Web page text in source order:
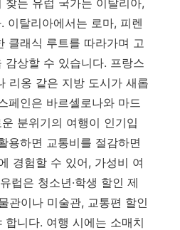
이탈리아에서는 로마, 피렌
클래식 루트를 따라가며 고
감상할 수 있습니다. 프랑스
리옹 같은 지방 도시가 새롭
페인은 바르셀로나와 마드
분위기의 여행이 인기입
용하면 교통비를 절감하면
경험할 수 있어, 가성비 여
럽은 청소년·학생 할인 제
관이나 미술관, 교통편 할인
니다. 여행 시에는 소매치